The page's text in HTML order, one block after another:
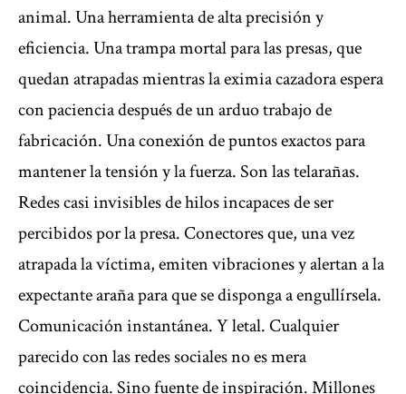
animal. Una herramienta de alta precisión y
eficiencia. Una trampa mortal para las presas, que
quedan atrapadas mientras la eximia cazadora espera
con paciencia después de un arduo trabajo de
fabricación. Una conexión de puntos exactos para
mantener la tensión y la fuerza. Son las telarañas.
Redes casi invisibles de hilos incapaces de ser
percibidos por la presa. Conectores que, una vez
atrapada la víctima, emiten vibraciones y alertan a la
expectante araña para que se disponga a engullírsela.
Comunicación instantánea. Y letal. Cualquier
parecido con las redes sociales no es mera
coincidencia. Sino fuente de inspiración. Millones